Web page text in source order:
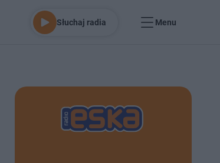
Słuchaj radia Menu